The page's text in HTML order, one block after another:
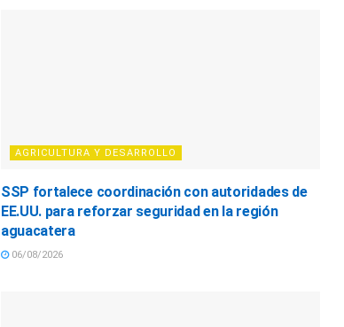
AGRICULTURA Y DESARROLLO
SSP fortalece coordinación con autoridades de
EE.UU. para reforzar seguridad en la región
aguacatera
06/08/2026